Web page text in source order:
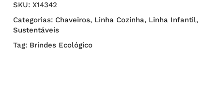
SKU: X14342
Categorias: Chaveiros, Linha Cozinha, Linha Infantil,
Sustentáveis
Tag: Brindes Ecológico